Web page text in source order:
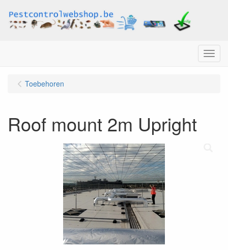
Menu
Toebehoren
Roof mount 2m Upright